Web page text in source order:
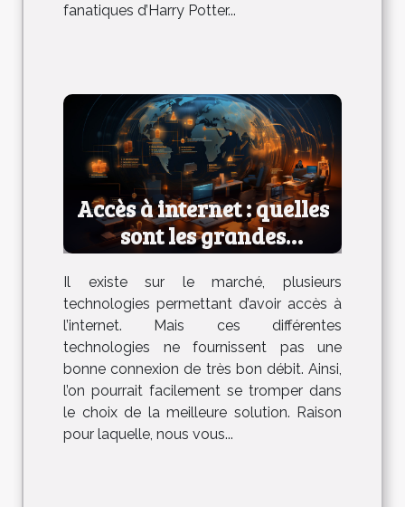
fanatiques d’Harry Potter...
Accès à internet : quelles
sont les grandes
technologies ?
Il existe sur le marché, plusieurs
technologies permettant d’avoir accès à
l’internet. Mais ces différentes
technologies ne fournissent pas une
bonne connexion de très bon débit. Ainsi,
l’on pourrait facilement se tromper dans
le choix de la meilleure solution. Raison
pour laquelle, nous vous...